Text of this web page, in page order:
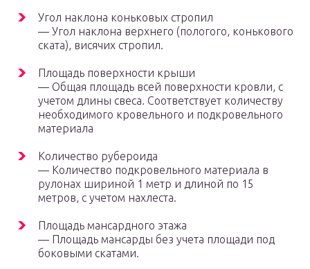
Угол наклона коньковых стропил
— Угол наклона верхнего (пологого, конькового
ската), висячих стропил.
Площадь поверхности крыши
— Общая площадь всей поверхности кровли, с
учетом длины свеса. Соответствует количеству
необходимого кровельного и подкровельного
материала
Количество рубероида
— Количество подкровельного материала в
рулонах шириной 1 метр и длиной по 15
метров, с учетом нахлеста.
Площадь мансардного этажа
— Площадь мансарды без учета площади под
боковыми скатами.